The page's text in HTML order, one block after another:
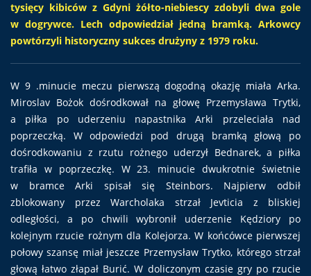
tysięcy kibiców z Gdyni żółto-niebiescy zdobyli dwa gole
w dogrywce. Lech odpowiedział jedną bramką. Arkowcy
powtórzyli historyczny sukces drużyny z 1979 roku.
W 9 .minucie meczu pierwszą dogodną okazję miała Arka.
Miroslav Bożok dośrodkował na głowę Przemysława Trytki,
a piłka po uderzeniu napastnika Arki przeleciała nad
poprzeczką. W odpowiedzi pod drugą bramką głową po
dośrodkowaniu z rzutu rożnego uderzył Bednarek, a piłka
trafiła w poprzeczkę. W 23. minucie dwukrotnie świetnie
w bramce Arki spisał się Steinbors. Najpierw odbił
zblokowany przez Warcholaka strzał Jevticia z bliskiej
odległości, a po chwili wybronił uderzenie Kędziory po
kolejnym rzucie rożnym dla Kolejorza. W końcówce pierwszej
połowy szansę miał jeszcze Przemysław Trytko, którego strzał
głową łatwo złapał Burić. W doliczonym czasie gry po rzucie